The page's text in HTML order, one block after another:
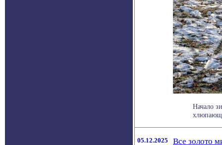
Начало
05.12.2025
Все золото